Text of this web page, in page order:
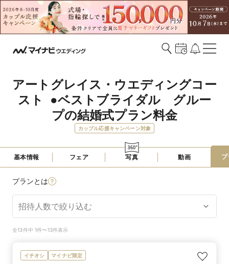
アートグレイス・ウエディングコー
スト  ●ベストブライダル　グルー
プの結婚式プラン料金
カップル応援キャンペーン対象
基本情報 フェア 写真 動画
プランとは
全13件中 1件〜13件表示
イチオシ マイナビ限定